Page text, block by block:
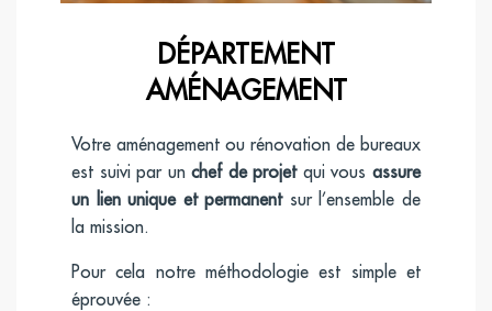
DÉPARTEMENT
AMÉNAGEMENT
Votre aménagement ou rénovation de bureaux
est suivi par unchef de projetqui vous assure
un lien unique et permanentsur l’ensemble de
la mission.
Pour cela notre méthodologie est simple et
éprouvée :